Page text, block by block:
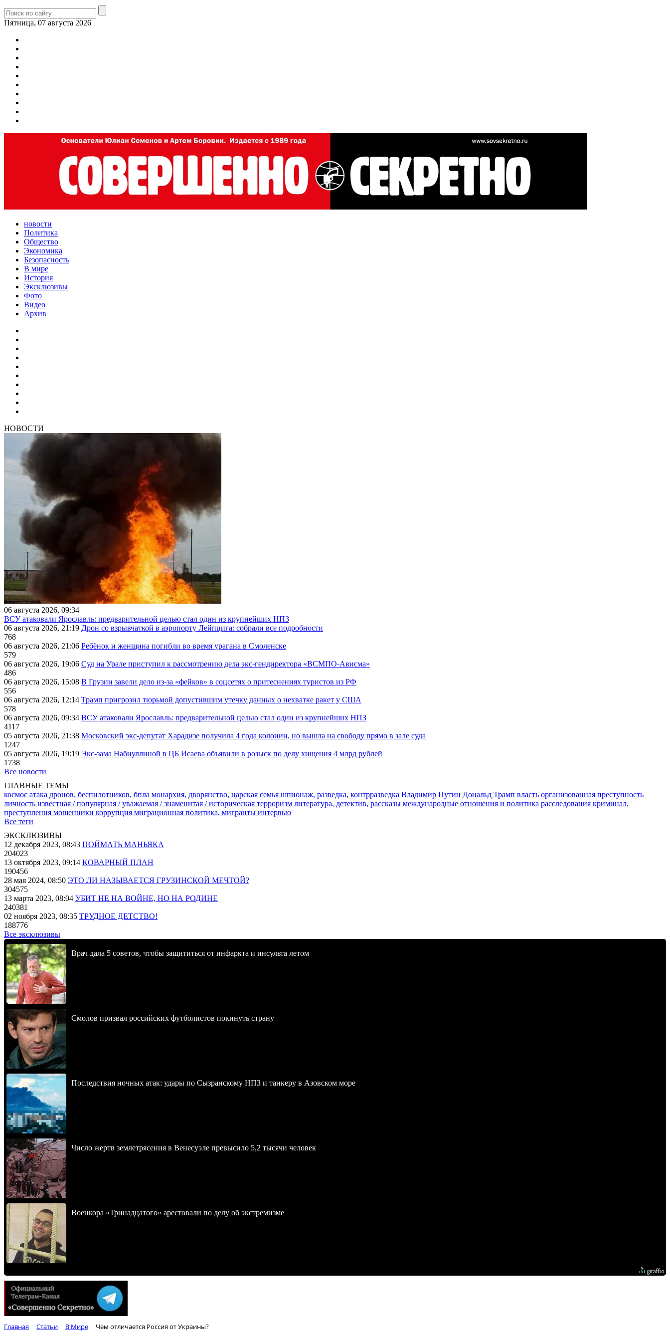
Пятница, 07 августа 2026
новости
Политика
Общество
Экономика
Безопасность
В мире
История
Эксклюзивы
Фото
Видео
Архив
НОВОСТИ
06 августа 2026, 09:34
ВСУ атаковали Ярославль: предварительной целью стал один из крупнейших НПЗ
06 августа 2026, 21:19 Дрон со взрывчаткой в аэропорту Лейпцига: собрали все подробности
768
06 августа 2026, 21:06 Ребёнок и женщина погибли во время урагана в Смоленске
579
06 августа 2026, 19:06 Суд на Урале приступил к рассмотрению дела экс-гендиректора «ВСМПО-Ависма»
486
06 августа 2026, 15:08 В Грузии завели дело из-за «фейков» в соцсетях о притеснениях туристов из РФ
556
06 августа 2026, 12:14 Трамп пригрозил тюрьмой допустившим утечку данных о нехватке ракет у США
578
06 августа 2026, 09:34 ВСУ атаковали Ярославль: предварительной целью стал один из крупнейших НПЗ
4117
05 августа 2026, 21:38 Московский экс-депутат Харадизе получила 4 года колонии, но вышла на свободу прямо в зале суда
1247
05 августа 2026, 19:19 Экс-зама Набиуллиной в ЦБ Исаева объявили в розыск по делу хищения 4 млрд рублей
1738
Все новости
ГЛАВНЫЕ ТЕМЫ
космос атака дронов, беспилотников, бпла монархия, дворянство, царская семья шпионаж, разведка, контрразведка Владимир Путин Дональд Трамп власть организованная преступность
личность известная / популярная / уважаемая / знаменитая / историческая терроризм литература, детектив, рассказы международные отношения и политика расследования криминал,
преступления мошенники коррупция миграционная политика, мигранты интервью
Все теги
ЭКСКЛЮЗИВЫ
12 декабря 2023, 08:43 ПОЙМАТЬ МАНЬЯКА
204023
13 октября 2023, 09:14 КОВАРНЫЙ ПЛАН
190456
28 мая 2024, 08:50 ЭТО ЛИ НАЗЫВАЕТСЯ ГРУЗИНСКОЙ МЕЧТОЙ?
304575
13 марта 2023, 08:04 УБИТ НЕ НА ВОЙНЕ, НО НА РОДИНЕ
240381
02 ноября 2023, 08:35 ТРУДНОЕ ДЕТСТВО!
188776
Все эксклюзивы
Врач дала 5 советов, чтобы защититься от инфаркта и инсульта летом
Смолов призвал российских футболистов покинуть страну
Последствия ночных атак: удары по Сызранскому НПЗ и танкеру в Азовском море
Число жертв землетрясения в Венесуэле превысило 5,2 тысячи человек
Военкора «Тринадцатого» арестовали по делу об экстремизме
Главная Статьи В Мире Чем отличается Россия от Украины?